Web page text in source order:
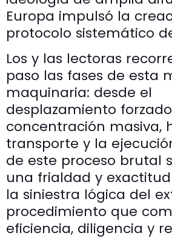
Europa impulsó la
protocolo sistemático
Los y las lectoras
paso las fases de esta
maquinaria: desde el
desplazamiento
concentración masiva,
transporte y la
de este proceso brutal
una frialdad y
la siniestra lógica del
procedimiento que
eficiencia, diligencia y